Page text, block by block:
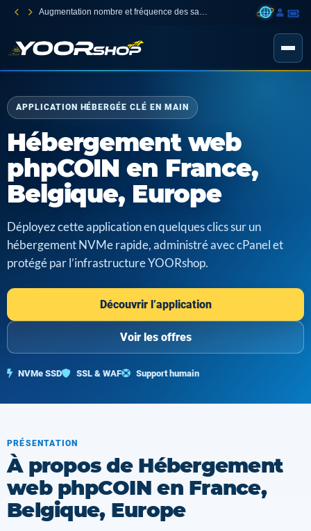
Augmentation nombre et fréquence des sauvegardes
APPLICATION HÉBERGÉE CLÉ EN MAIN
Hébergement web
phpCOIN en France,
Belgique, Europe
Déployez cette application en quelques clics sur un
hébergement NVMe rapide, administré avec cPanel et
protégé par l’infrastructure YOORshop.
Découvrir l’application
Voir les offres
NVMe SSD SSL & WAF Support humain
PRÉSENTATION
À propos de Hébergement
web phpCOIN en France,
Belgique, Europe